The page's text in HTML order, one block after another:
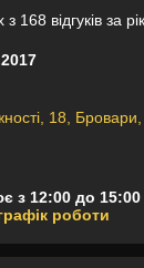
168 відгуків за рік
18, Бровари,
з 12:00 до 15:00
роботи